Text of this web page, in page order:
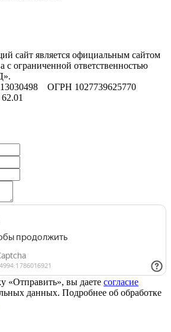
сайт является официальным сайтом
с ограниченной ответственностью
ОГРН 1027739625770
«Отправить», вы даете согласие
данных. Подробнее об обработке